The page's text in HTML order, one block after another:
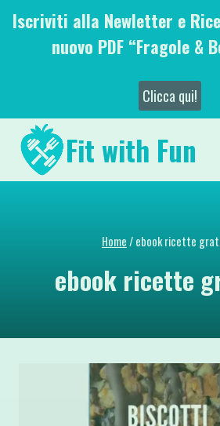
SaltaIscriviti alla Newletter e
nuovo PDF “Fragole &
Clicca qui!
Fit with Fun
Home/ebook ricette
ebook ricette